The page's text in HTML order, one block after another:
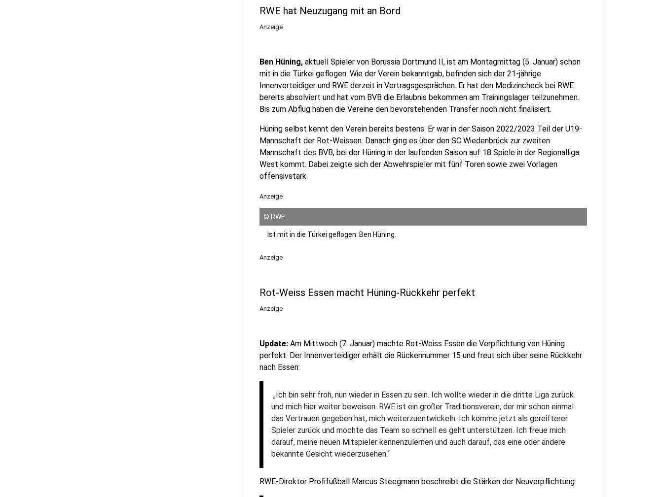
RWE hat Neuzugang mit an Bord
Anzeige
Ben Hüning, aktuell Spieler von Borussia Dortmund II, ist am Montagmittag (5. Januar) schon
mit in die Türkei geflogen. Wie der Verein bekanntgab, befinden sich der 21-jährige
Innenverteidiger und RWE derzeit in Vertragsgesprächen. Er hat den Medizincheck bei RWE
bereits absolviert und hat vom BVB die Erlaubnis bekommen am Trainingslager teilzunehmen.
Bis zum Abflug haben die Vereine den bevorstehenden Transfer noch nicht finalisiert.
Hüning selbst kennt den Verein bereits bestens. Er war in der Saison 2022/2023 Teil der U19-
Mannschaft der Rot-Weissen. Danach ging es über den SC Wiedenbrück zur zweiten
Mannschaft des BVB, bei der Hüning in der laufenden Saison auf 18 Spiele in der Regionalliga
West kommt. Dabei zeigte sich der Abwehrspieler mit fünf Toren sowie zwei Vorlagen
offensivstark.
Anzeige
© RWE
Ist mit in die Türkei geflogen: Ben Hüning.
Anzeige
Rot-Weiss Essen macht Hüning-Rückkehr perfekt
Anzeige
Update: Am Mittwoch (7. Januar) machte Rot-Weiss Essen die Verpflichtung von Hüning
perfekt. Der Innenverteidiger erhält die Rückennummer 15 und freut sich über seine Rückkehr
nach Essen:
„Ich bin sehr froh, nun wieder in Essen zu sein. Ich wollte wieder in die dritte Liga zurück
und mich hier weiter beweisen. RWE ist ein großer Traditionsverein, der mir schon einmal
das Vertrauen gegeben hat, mich weiterzuentwickeln. Ich komme jetzt als gereifterer
Spieler zurück und möchte das Team so schnell es geht unterstützen. Ich freue mich
darauf, meine neuen Mitspieler kennenzulernen und auch darauf, das eine oder andere
bekannte Gesicht wiederzusehen.“
RWE-Direktor Profifußball Marcus Steegmann beschreibt die Stärken der Neuverpflichtung: